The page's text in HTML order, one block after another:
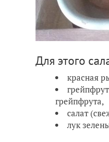
Для этого
красная
грейпфрута,
салат
лук